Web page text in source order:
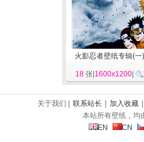
火影忍者壁纸专辑(一
18 张| 1600x1200
关于我们 | 联系站长 加入收藏
本站所有壁纸，均
EN
CN